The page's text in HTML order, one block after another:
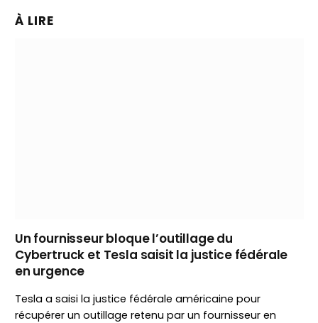
À LIRE
Un fournisseur bloque l’outillage du
Cybertruck et Tesla saisit la justice fédérale
en urgence
Tesla a saisi la justice fédérale américaine pour
récupérer un outillage retenu par un fournisseur en